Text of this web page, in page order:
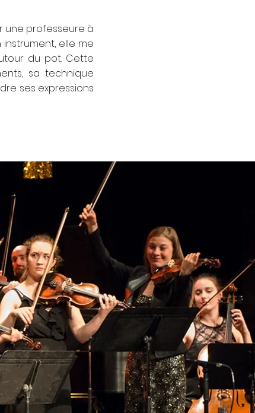
une professeure à
elle me
du pot. Cette
sa technique
ses expressions